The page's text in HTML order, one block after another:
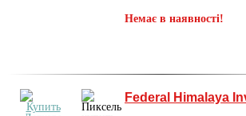
Немає в наявності!
Federal Himalaya